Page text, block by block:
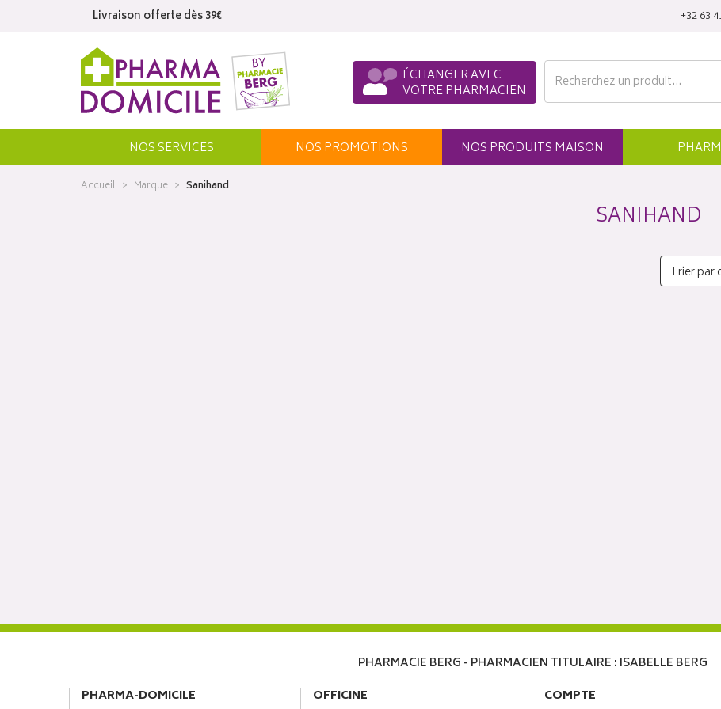
Livraison offerte dès 39€ ‭+32 63
ÉCHANGER AVEC
VOTRE PHARMACIEN
NOS SERVICES NOS PROMOTIONS NOS PRODUITS MAISON
Accueil Marque Sanihand
SANIHAND
Trier par
PHARMACIE BERG - PHARMACIEN TITULAIRE : ISABELLE BERG
PHARMA-DOMICILE
OFFICINE COMPTE